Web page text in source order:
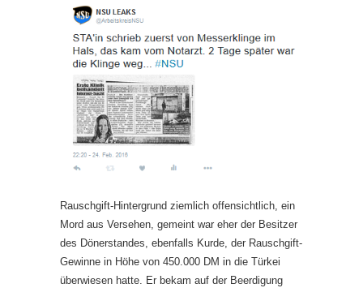
Rauschgift-Hintergrund ziemlich offensichtlich, ein
Mord aus Versehen, gemeint war eher der Besitzer
des Dönerstandes, ebenfalls Kurde, der Rauschgift-
Gewinne in Höhe von 450.000 DM in die Türkei
überwiesen hatte. Er bekam auf der Beerdigung